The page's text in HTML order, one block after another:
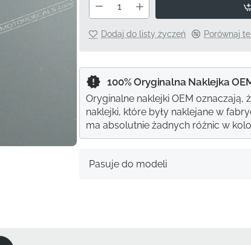
Dodaj do listy życzeń Porównaj
Pasuje do modeli
100% Oryginalna Naklejka
Oryginalne naklejki OEM oznaczają,
naklejki, które były naklejane w
ma absolutnie żadnych różnic w